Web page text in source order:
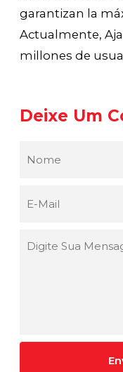
garantizan la
Actualmente,
millones de
Deixe Um